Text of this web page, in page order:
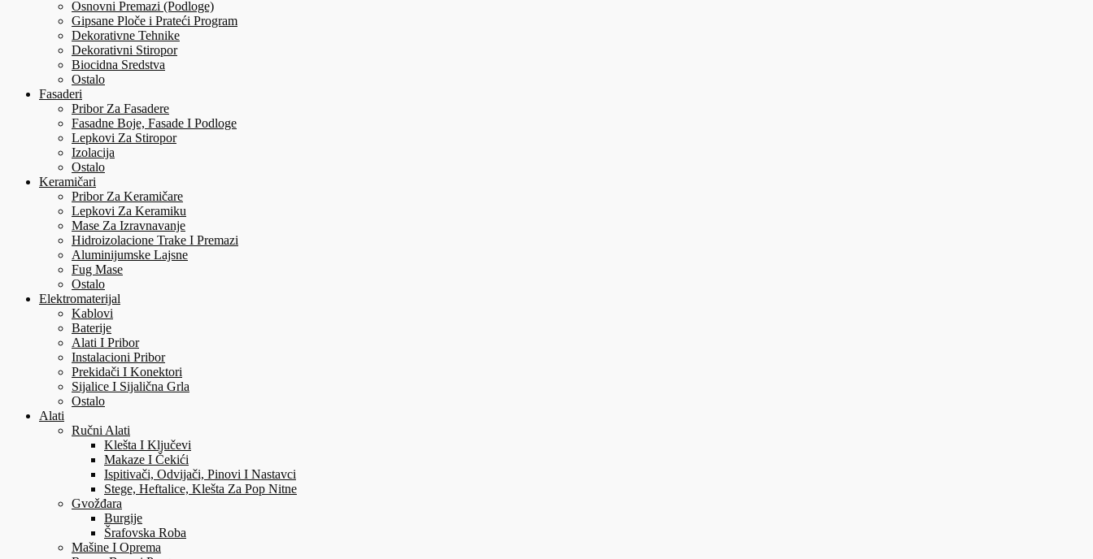
Osnovni Premazi (Podloge)
Gipsane Ploče i Prateći Program
Dekorativne Tehnike
Dekorativni Stiropor
Biocidna Sredstva
Ostalo
Fasaderi
Pribor Za Fasadere
Fasadne Boje, Fasade I Podloge
Lepkovi Za Stiropor
Izolacija
Ostalo
Keramičari
Pribor Za Keramičare
Lepkovi Za Keramiku
Mase Za Izravnavanje
Hidroizolacione Trake I Premazi
Aluminijumske Lajsne
Fug Mase
Ostalo
Elektromaterijal
Kablovi
Baterije
Alati I Pribor
Instalacioni Pribor
Prekidači I Konektori
Sijalice I Sijalična Grla
Ostalo
Alati
Ručni Alati
Klešta I Ključevi
Makaze I Čekići
Ispitivači, Odvijači, Pinovi I Nastavci
Stege, Heftalice, Klešta Za Pop Nitne
Gvožđara
Burgije
Šrafovska Roba
Mašine I Oprema